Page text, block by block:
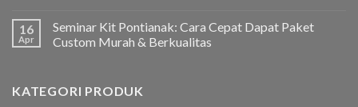
16
Apr
Seminar Kit Pontianak: Cara Cepat Dapat Paket
Custom Murah & Berkualitas
KATEGORI PRODUK